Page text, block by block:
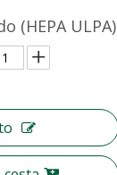
Meio de filtro de ar de fibra sintética lavável Meio de pré-filtro
(HEPA ULPA)